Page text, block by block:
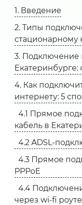
1. Введение
2. Типы
стационарному
3. Подключение
Екатеринбурге:
4. Как
интернету: 5
4.1 Прямое
кабель в
4.2 ADSL-
4.3 Прямое
PPPoE
4.4
через wi-fi